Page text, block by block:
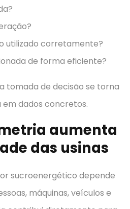
utilizado corretamente?
de forma eficiente?
tomada de decisão se torna
em dados concretos.
aumenta
das usinas
sucroenergético depende
máquinas, veículos e